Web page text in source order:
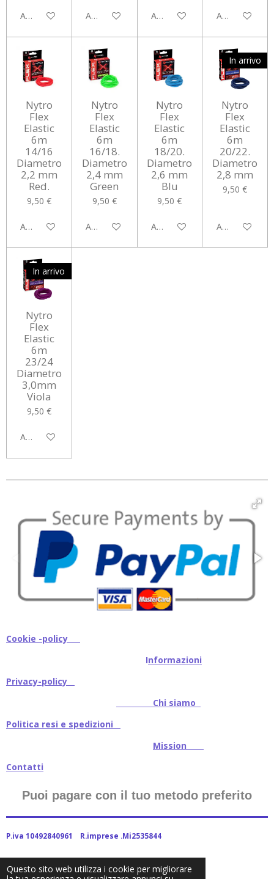
Questo sito web utilizza i cookie per migliorare
Avvisami quando disponibile
Aggiungi al carrelloAggiungi al carrelloAggiungi al
Nytro
Flex
Elastic
6m
14/16
Diametro
2,2 mm
Red.
9,50 €
Aggiungi al carrello
Nytro
Flex
Elastic
6m
16/18.
Diametro
2,4 mm
Green
9,50 €
Aggiungi al carrello
Nytro
Flex
Elastic
6m
18/20.
Diametro
2,6 mm
Blu
9,50 €
Aggiungi al carrello
In arrivo
Nytro
Flex
Elastic
6m
20/22.
Diametro
2,8 mm
9,50 €
Avvisami
In arrivo
Nytro
Flex
Elastic
6m
23/24
Diametro
3,0mm
Viola
9,50 €
Avvisami quando disponibile
Cookie -policy
Informazioni
Privacy-policy
Chi siamo
Politica resi e spedizioni
Mission
Contatti
Puoi pagare con il tuo metodo preferito
P.iva 10492840961 R.imprese .Mi2535844